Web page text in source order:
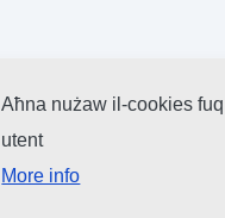
Aħna nużaw il-cookies
utent
More info